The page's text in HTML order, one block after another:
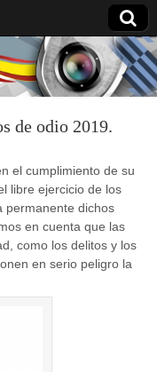
de odio 2019.
el cumplimiento de su
libre ejercicio de los
permanente dichos
en cuenta que las
como los delitos y los
en serio peligro la